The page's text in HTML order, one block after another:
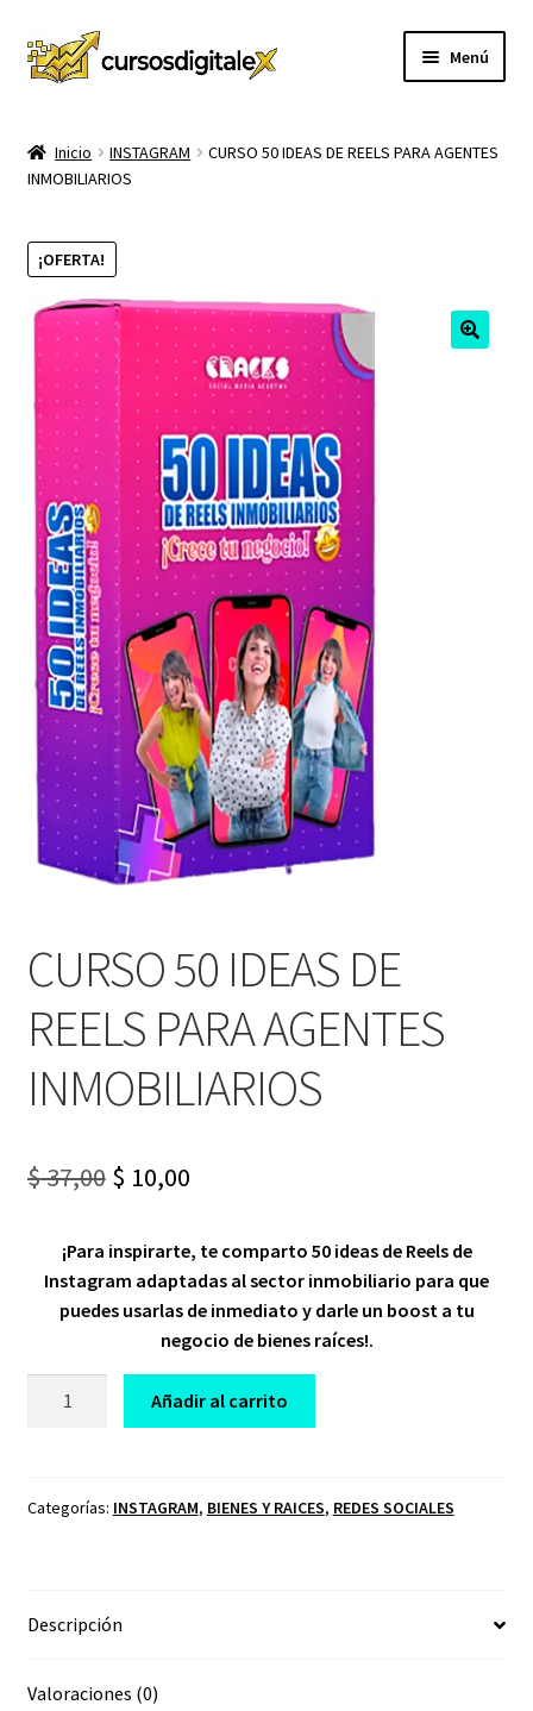
Ir
a
Ir
al
Menú
TIENDA
CURSOS
hijo
MEMBRESIA
MI CUENTA
CARRITO
CONTACTO
Inicio INSTAGRAM
CURSO 50 IDEAS DE REELS PARA AGENTES
INMOBILIARIOS
¡OFERTA!
CURSO 50 IDEAS DE
REELS PARA AGENTES
INMOBILIARIOS
$37,00 Original
was:
$ 37,00.
$ 10,00Current
is:
$ 10,00.
¡Para inspirarte, te comparto 50 ideas de Reels de
Instagram adaptadas al sector inmobiliario para que
puedes usarlas de inmediato y darle un boost a tu
negocio de bienes raíces!.
REELS
cantidad
Añadir al carrito
Categorías: INSTAGRAM, BIENES Y RAICES, REDES SOCIALES
Descripción
Valoraciones (0)